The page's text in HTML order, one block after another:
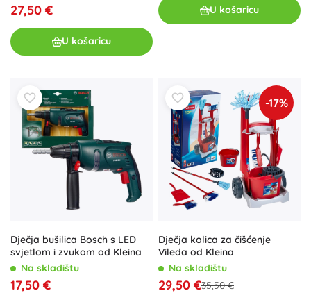
27,50 €
U košaricu
U košaricu
Dječja bušilica Bosch s LED
svjetlom i zvukom od Kleina
Na skladištu
17,50 €
-17%
Dječja kolica za čišćenje
Vileda od Kleina
Na skladištu
29,50 €35,50 €